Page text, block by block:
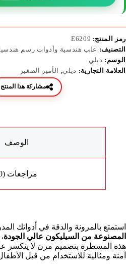
رمز المنتج: E6209
التصنيف: علب هندسية وأدوات رسم
الوسم: ديلي
العلامة التجارية: ديلي, الأمير الصغير
مشاركة هذا المنتج
الوصف
مراجعات (0)
استمتع بالمرونة والدقة في أدواتك
المصنوعة من السيليكون عالي الجودة
هذه المسطرة بتصميم مرن لا ينكسر
آمنة ومثالية للاستخدام من قبل